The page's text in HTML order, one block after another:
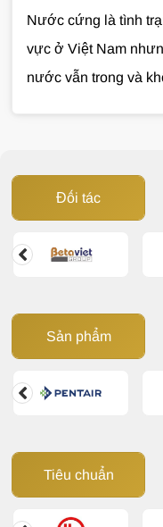
Nước cứng là tình
vực ở Việt Nam
nước vẫn trong và
như thế nào và đâu
Giải Pháp Nướctìm
Đối tác
Sản phẩm
Tiêu chuẩn